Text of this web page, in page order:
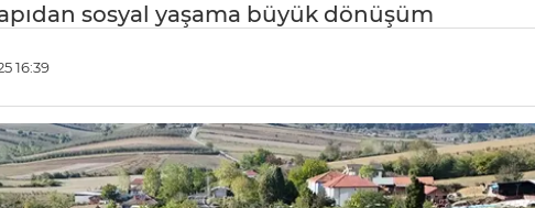
sosyal yaşama büyük dönüşüm
16:39